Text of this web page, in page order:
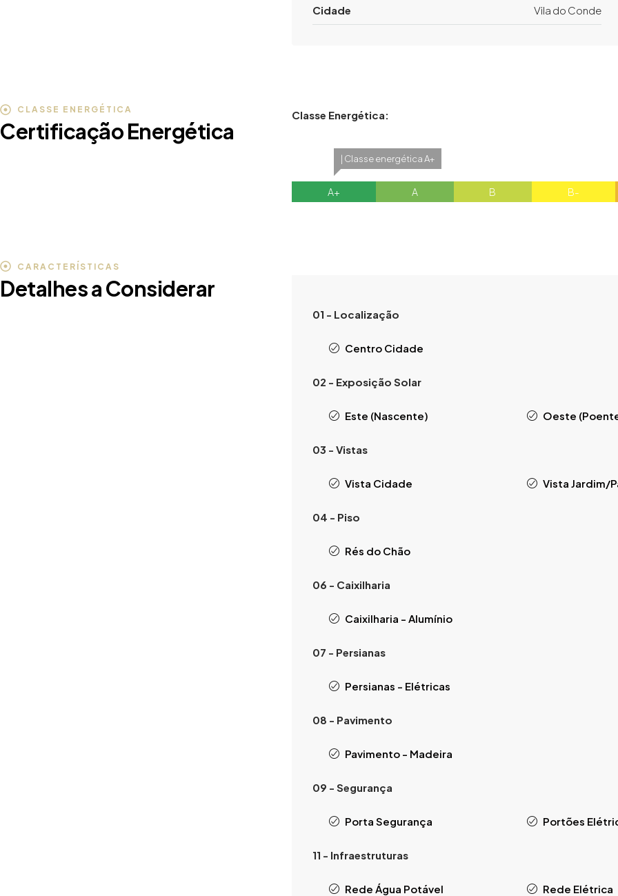
Cidade Vila do Conde
CLASSE ENERGÉTICA
Certificação Energética
Classe Energética:
| Classe energética A+
A+ A B B-
CARACTERÍSTICAS
Detalhes a Considerar
01 - Localização
Centro Cidade
02 - Exposição Solar
Este (Nascente) Oeste
03 - Vistas
Vista Cidade Vista Jardim/
04 - Piso
Rés do Chão
06 - Caixilharia
Caixilharia - Alumínio
07 - Persianas
Persianas - Elétricas
08 - Pavimento
Pavimento - Madeira
09 - Segurança
Porta Segurança Portões
11 - Infraestruturas
Rede Água Potável Rede Elétrica